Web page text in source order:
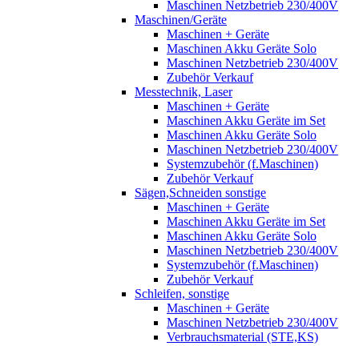
Maschinen Netzbetrieb 230/400V
Maschinen/Geräte
Maschinen + Geräte
Maschinen Akku Geräte Solo
Maschinen Netzbetrieb 230/400V
Zubehör Verkauf
Messtechnik, Laser
Maschinen + Geräte
Maschinen Akku Geräte im Set
Maschinen Akku Geräte Solo
Maschinen Netzbetrieb 230/400V
Systemzubehör (f.Maschinen)
Zubehör Verkauf
Sägen,Schneiden sonstige
Maschinen + Geräte
Maschinen Akku Geräte im Set
Maschinen Akku Geräte Solo
Maschinen Netzbetrieb 230/400V
Systemzubehör (f.Maschinen)
Zubehör Verkauf
Schleifen, sonstige
Maschinen + Geräte
Maschinen Netzbetrieb 230/400V
Verbrauchsmaterial (STE,KS)